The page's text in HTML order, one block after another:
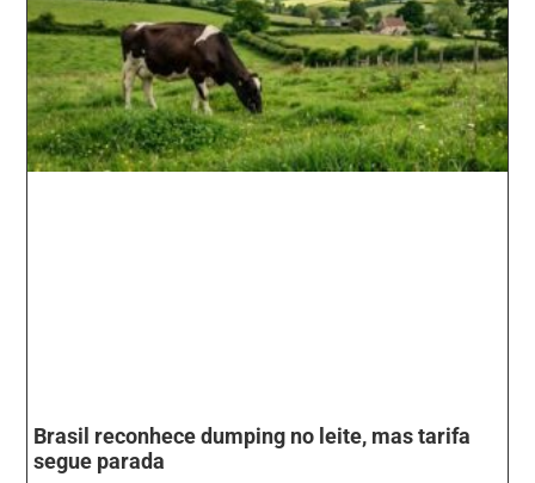
Brasil reconhece dumping no leite, mas tarifa
segue parada